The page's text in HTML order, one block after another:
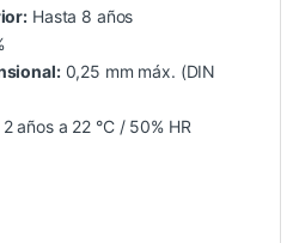
Hasta 8 años
0,25 mm máx. (DIN
años a 22 °C / 50% HR